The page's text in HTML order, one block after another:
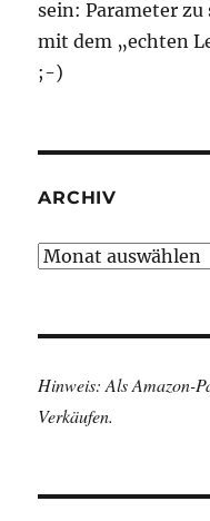
sein: Parameter
mit dem „echten
;-)
ARCHIV
Archiv
Hinweis: Als Amazon-
Verkäufen.